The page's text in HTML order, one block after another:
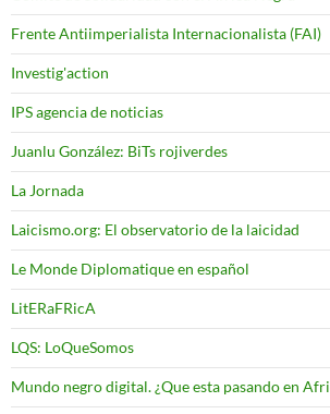
Frente Antiimperialista Internacionalista (FAI)
Investig'action
IPS agencia de noticias
Juanlu González: BiTs rojiverdes
La Jornada
Laicismo.org: El observatorio de la laicidad
Le Monde Diplomatique en español
LitERaFRicA
LQS: LoQueSomos
Mundo negro digital. ¿Que esta pasando en